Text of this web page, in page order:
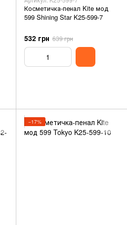
Косметичка-пенал Kite мод
599 Shining Star K25-599-7
532 грн 639 грн
−17%